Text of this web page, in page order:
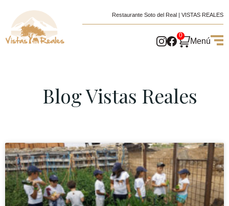
Restaurante Soto del Real | VISTAS REALES
0
Menú
Blog Vistas Reales